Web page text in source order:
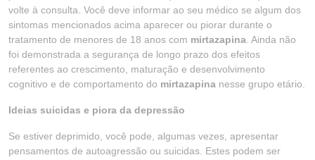
volte à consulta. Você deve informar ao seu médico se algum dos
sintomas mencionados acima aparecer ou piorar durante o
tratamento de menores de 18 anos com mirtazapina . Ainda não
foi demonstrada a segurança de longo prazo dos efeitos
referentes ao crescimento, maturação e desenvolvimento
cognitivo e de comportamento do mirtazapina nesse grupo etário.
Ideias suicidas e piora da depressão
Se estiver deprimido, você pode, algumas vezes, apresentar
pensamentos de autoagressão ou suicidas. Estes podem ser